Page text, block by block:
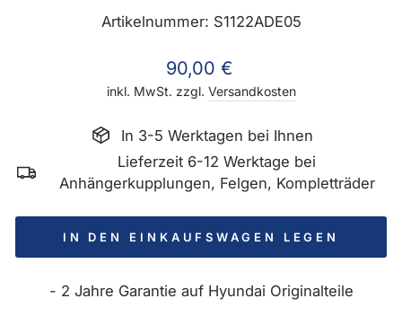
Artikelnummer: S1122ADE05
Normaler
Preis
90,00 €
inkl. MwSt. zzgl. Versandkosten
In 3-5 Werktagen bei Ihnen
Lieferzeit 6-12 Werktage bei
Anhängerkupplungen, Felgen, Kompletträder
IN DEN EINKAUFSWAGEN LEGEN
- 2 Jahre Garantie auf Hyundai Originalteile